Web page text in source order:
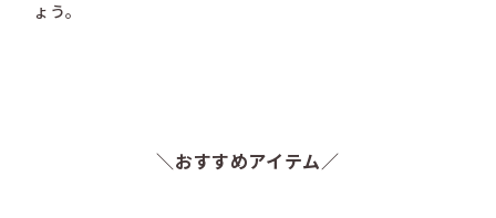
ょう。
＼おすすめアイテム／